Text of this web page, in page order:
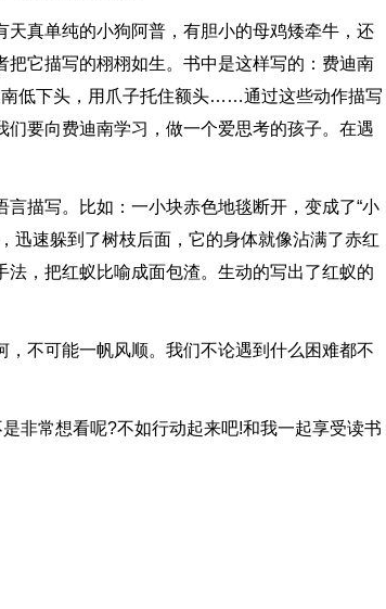
真单纯的小狗阿普，有胆小的母鸡矮牵牛，还
它描写的栩栩如生。书中是这样写的：费迪南
低下头，用爪子托住额头……通过这些动作描写
要向费迪南学习，做一个爱思考的孩子。在遇
描写。比如：一小块赤色地毯断开，变成了“小
迅速躲到了树枝后面，它的身体就像沾满了赤红
，把红蚁比喻成面包渣。生动的写出了红蚁的
不可能一帆风顺。我们不论遇到什么困难都不
非常想看呢?不如行动起来吧!和我一起享受读书